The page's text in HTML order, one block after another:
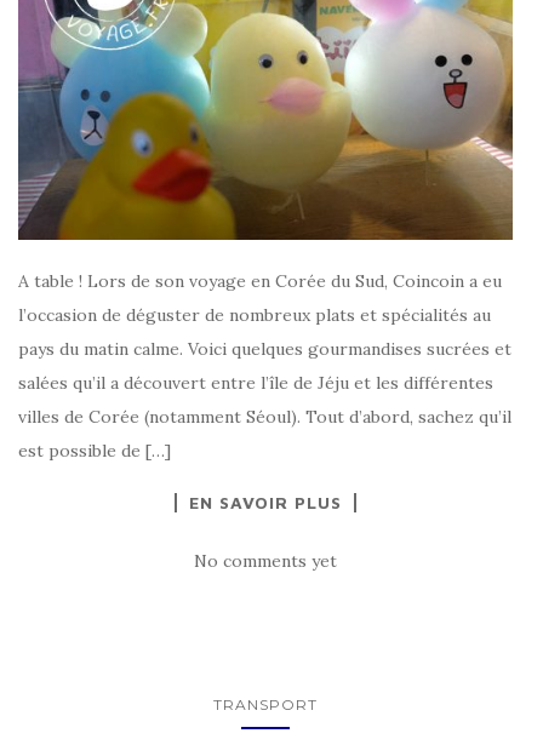
A table ! Lors de son voyage en Corée du Sud, Coincoin a eu
l’occasion de déguster de nombreux plats et spécialités au
pays du matin calme. Voici quelques gourmandises sucrées et
salées qu’il a découvert entre l’île de Jéju et les différentes
villes de Corée (notamment Séoul). Tout d’abord, sachez qu’il
est possible de […]
EN SAVOIR PLUS
No comments yet
TRANSPORT